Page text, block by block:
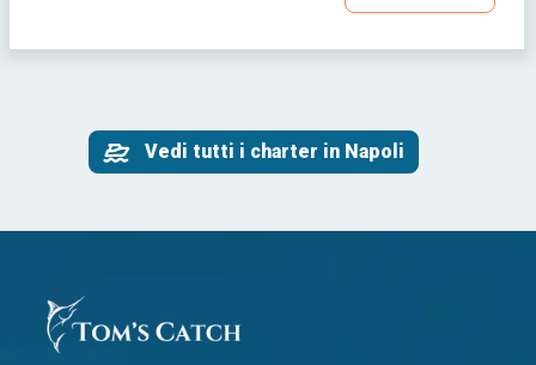
Vedi tutti i charter in Napoli